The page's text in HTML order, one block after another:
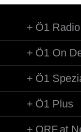
Ö1 Radio
Ö1 On
Ö1
Ö1 Plus
ORF.at